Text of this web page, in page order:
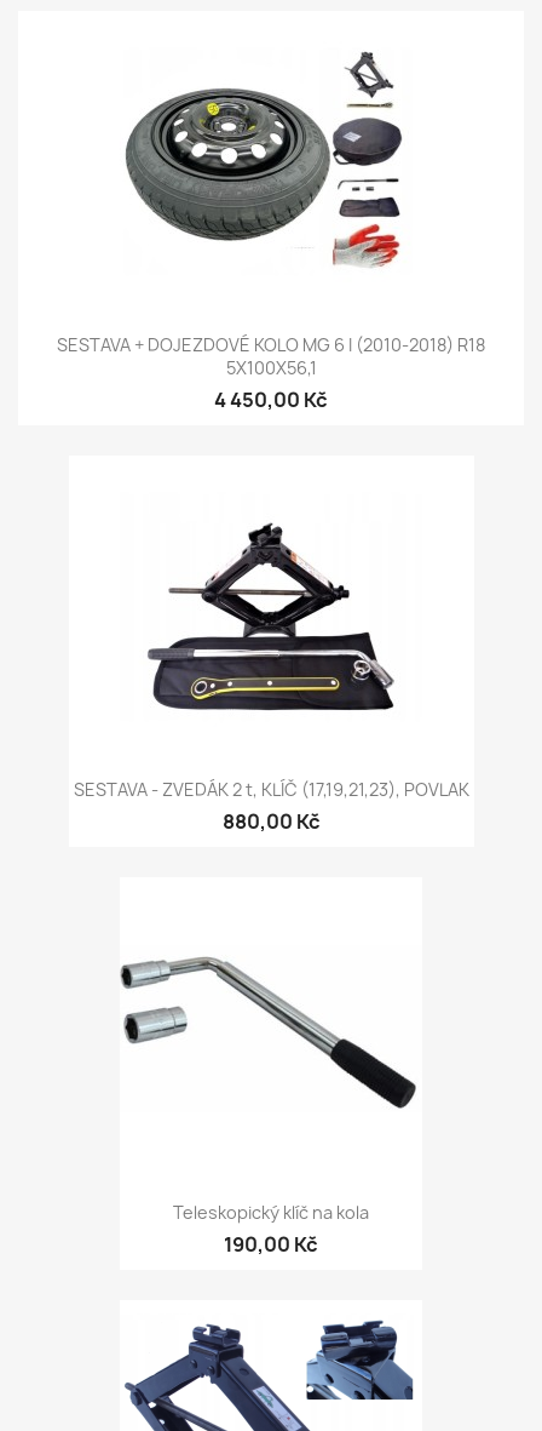
SESTAVA + DOJEZDOVÉ KOLO MG 6 I (2010-2018) R18
5X100X56,1
4 450,00 Kč
SESTAVA - ZVEDÁK 2 t, KLÍČ (17,19,21,23), POVLAK
880,00 Kč
Teleskopický klíč na kola
190,00 Kč